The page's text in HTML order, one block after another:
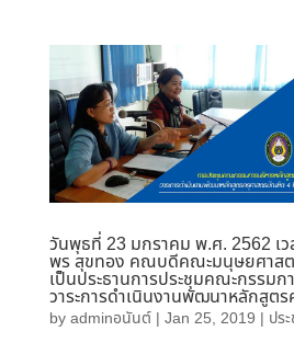
วันพุธที่ 23 มกราคม พ.ศ. 2562 เว
พร สุขทอง คณบดีคณะมนุษยศาสต
เป็นประธานการประชุมคณะกรรม
วาระการดำเนินงานพัฒนาหลักสู
byadminอนันต์| Jan 25, 2019 | ปร